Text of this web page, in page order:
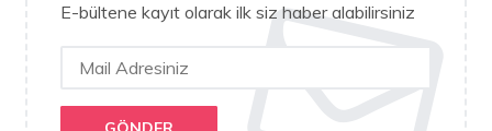
E-bültene kayıt olarak ilk siz haber alabilirsiniz